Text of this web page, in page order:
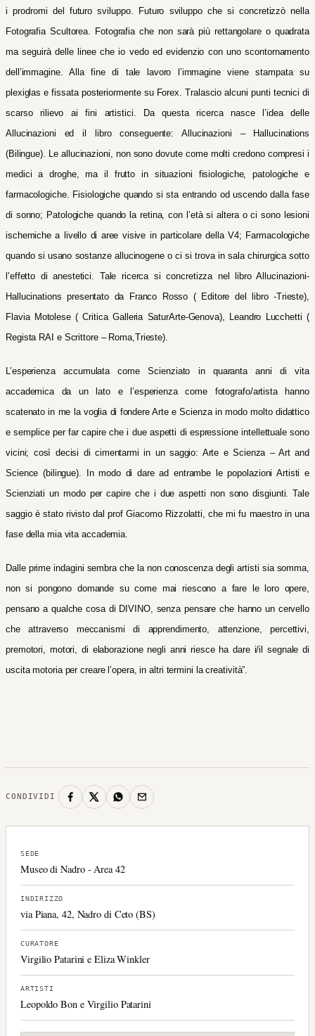
i prodromi del futuro sviluppo.
Futuro sviluppo che si concretizzò nella
Fotografia Scultorea. Fotografia che non sarà più rettangolare o quadrata
ma seguirà delle linee che io vedo ed evidenzio con uno scontornamento
dell’immagine. Alla fine di tale lavoro l’immagine viene stampata su
plexiglas e fissata posteriormente su Forex. Tralascio alcuni punti tecnici di
scarso rilievo ai fini artistici. Da questa ricerca nasce l’idea delle
Allucinazioni ed il libro conseguente: Allucinazioni – Hallucinations
(Bilingue). Le allucinazioni, non sono dovute come molti credono compresi i
medici a droghe, ma il frutto in situazioni fisiologiche, patologiche e
farmacologiche.
Fisiologiche quando si sta entrando od uscendo dalla fase
di sonno; Patologiche quando la retina, con l’età si altera o ci sono lesioni
ischemiche a livello di aree visive in particolare della V4; Farmacologiche
quando si usano sostanze allucinogene o ci si trova in sala chirurgica sotto
l’effetto di anestetici. Tale ricerca si concretizza nel libro Allucinazioni-
Hallucinations presentato da Franco Rosso ( Editore del libro -Trieste),
Flavia Motolese ( Critica Galleria SaturArte-Genova), Leandro Lucchetti (
Regista RAI e Scrittore – Roma,Trieste).
L’esperienza accumulata come Scienziato in quaranta anni di vita
accademica da un lato e l’esperienza come fotografo/artista hanno
scatenato in me la voglia di fondere Arte e Scienza in modo molto didattico
e semplice per far capire che i due aspetti di espressione intellettuale sono
vicini; così decisi di cimentarmi in un saggio: Arte e Scienza – Art and
Science (bilingue). In modo di dare ad entrambe le popolazioni Artisti e
Scienziati un modo per capire che i due aspetti non sono disgiunti. Tale
saggio è stato rivisto dal prof Giacomo Rizzolatti, che mi fu maestro in una
fase della mia vita accademia.
Dalle prime indagini sembra che la non conoscenza degli artisti sia somma,
non si pongono domande su come mai riescono a fare le loro opere,
pensano a qualche cosa di DIVINO, senza pensare che hanno un cervello
che attraverso meccanismi di apprendimento, attenzione, percettivi,
premotori, motori, di elaborazione negli anni riesce ha dare i/il segnale di
uscita motoria per creare l’opera, in altri termini la creatività”.
CONDIVIDI
SEDE
Museo di Nadro - Area 42
INDIRIZZO
via Piana, 42, Nadro di Ceto (BS)
CURATORE
Virgilio Patarini e Eliza Winkler
ARTISTI
Leopoldo Bon e Virgilio Patarini